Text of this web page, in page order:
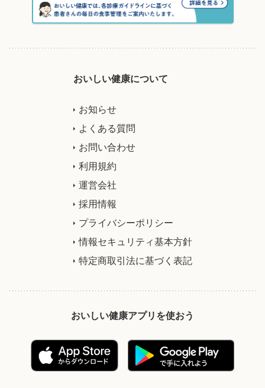
おいしい健康について
お知らせ
よくある質問
お問い合わせ
利用規約
運営会社
採用情報
プライバシーポリシー
情報セキュリティ基本方針
特定商取引法に基づく表記
おいしい健康アプリを使おう